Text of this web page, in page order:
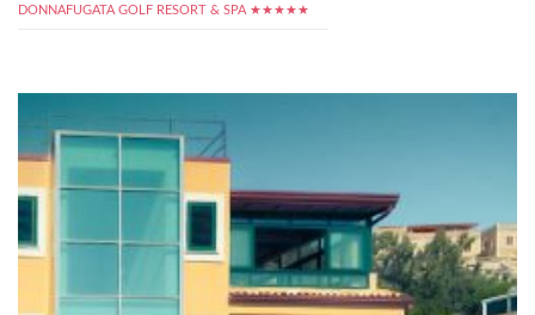
DONNAFUGATA GOLF RESORT & SPA ★★★★★